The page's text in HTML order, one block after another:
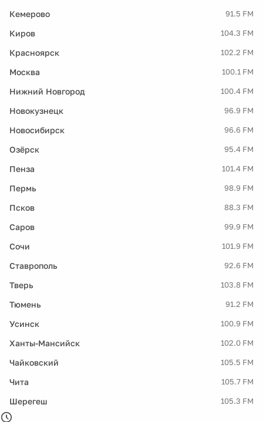
Кемерово 91.5 FM
Киров 104.3 FM
Красноярск 102.2 FM
Москва 100.1 FM
Нижний Новгород 100.4 FM
Новокузнецк 96.9 FM
Новосибирск 96.6 FM
Озёрск 95.4 FM
Пенза 101.4 FM
Пермь 98.9 FM
Псков 88.3 FM
Саров 99.9 FM
Сочи 101.9 FM
Ставрополь 92.6 FM
Тверь 103.8 FM
Тюмень 91.2 FM
Усинск 100.9 FM
Ханты-Мансийск 102.0 FM
Чайковский 105.5 FM
Чита 105.7 FM
Шерегеш 105.3 FM